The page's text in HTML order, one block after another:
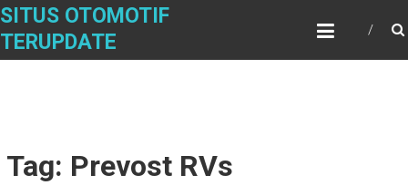
Skip
content
SITUS OTOMOTIF
TERUPDATE
Tag: Prevost RVs